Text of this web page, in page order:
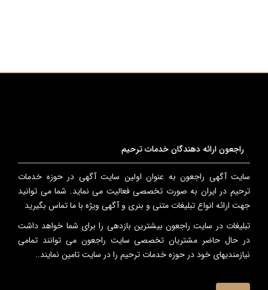
راجعون ارائه دهندگان خدمات ترحیم
سایت آگهی راجعون به عنوان اولین سایت آگهی در حوزه خدمات
ترحیم در ایران به صورت تخصصی فعالیت می نماید. شما می توانید
جهت ارائه انواع تبلیغات متنی و بنری و آگهی ویژه با ما تماس بگیرید
تبلیغات در سایت راجعون بیشترین بازدهی را برای شما خواهد داشت
در حال حاضر مشتریان تخصصی سایت راجعون می توانند تمامی
نیازمندیهای خود در حوزه خدمات ترحیم را در سایت تامین نمایند..